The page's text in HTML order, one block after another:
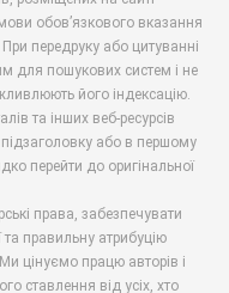
обов’язкового вказання
передруку або цитуванні
для пошукових систем і не
його індексацію.
та інших веб-ресурсів
або в першому
перейти до оригінальної
права, забезпечувати
та правильну атрибуцію
цінуємо працю авторів і
ставлення від усіх, хто